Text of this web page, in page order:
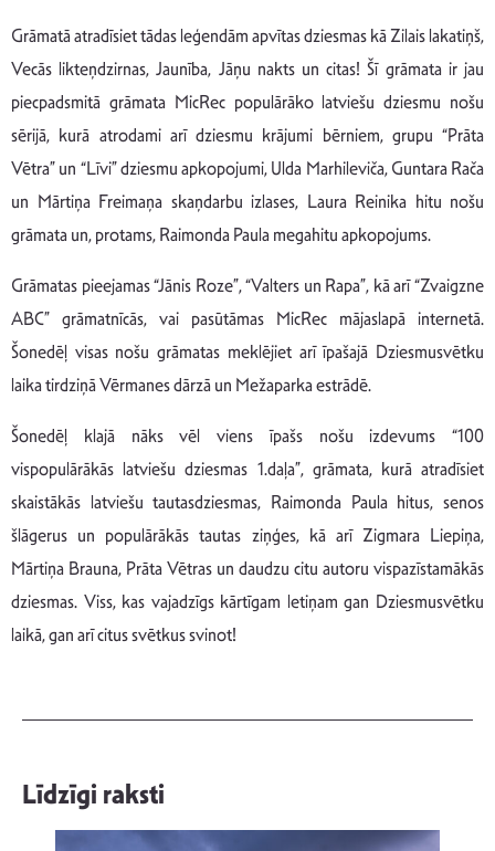
Grāmatā atradīsiet tādas leģendām apvītas dziesmas kā Zilais lakatiņš,
Vecās likteņdzirnas, Jaunība, Jāņu nakts un citas! Šī grāmata ir jau
piecpadsmitā grāmata MicRec populārāko latviešu dziesmu nošu
sērijā, kurā atrodami arī dziesmu krājumi bērniem, grupu “Prāta
Vētra” un “Līvi” dziesmu apkopojumi, Ulda Marhileviča, Guntara Rača
un Mārtiņa Freimaņa skaņdarbu izlases, Laura Reinika hitu nošu
grāmata un, protams, Raimonda Paula megahitu apkopojums.
Grāmatas pieejamas “Jānis Roze”, “Valters un Rapa”, kā arī “Zvaigzne
ABC” grāmatnīcās, vai pasūtāmas MicRec mājaslapā internetā.
Šonedēļ visas nošu grāmatas meklējiet arī īpašajā Dziesmusvētku
laika tirdziņā Vērmanes dārzā un Mežaparka estrādē.
Šonedēļ klajā nāks vēl viens īpašs nošu izdevums “100
vispopulārākās latviešu dziesmas 1.daļa”, grāmata, kurā atradīsiet
skaistākās latviešu tautasdziesmas, Raimonda Paula hitus, senos
šlāgerus un populārākās tautas ziņģes, kā arī Zigmara Liepiņa,
Mārtiņa Brauna, Prāta Vētras un daudzu citu autoru vispazīstamākās
dziesmas. Viss, kas vajadzīgs kārtīgam letiņam gan Dziesmusvētku
laikā, gan arī citus svētkus svinot!
Līdzīgi raksti